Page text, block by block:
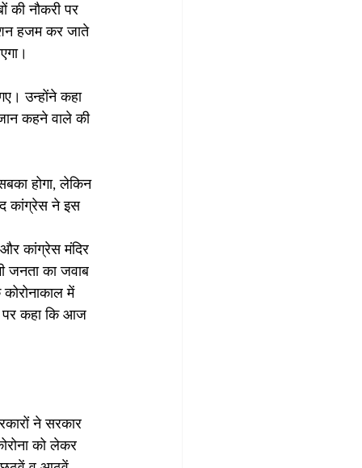
की नौकरी पर
हजम कर जाते
उन्‍होंने कहा
कहने वाले की
होगा, लेकिन
कांग्रेस ने इस
और कांग्रेस मंदिर
जनता का जवाब
में
पर कहा कि आज
ने सरकार
को लेकर